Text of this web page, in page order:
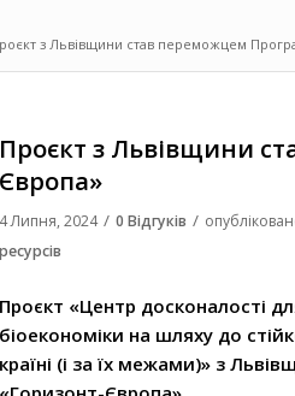
з Львівщини став переможцем
Проєкт з Львівщини
Європа»
4 Липня, 2024 / 0 Відгуків /
ресурсів
Проєкт «Центр досконалості
біоекономіки на шляху до
країні (і за їх межами)» з